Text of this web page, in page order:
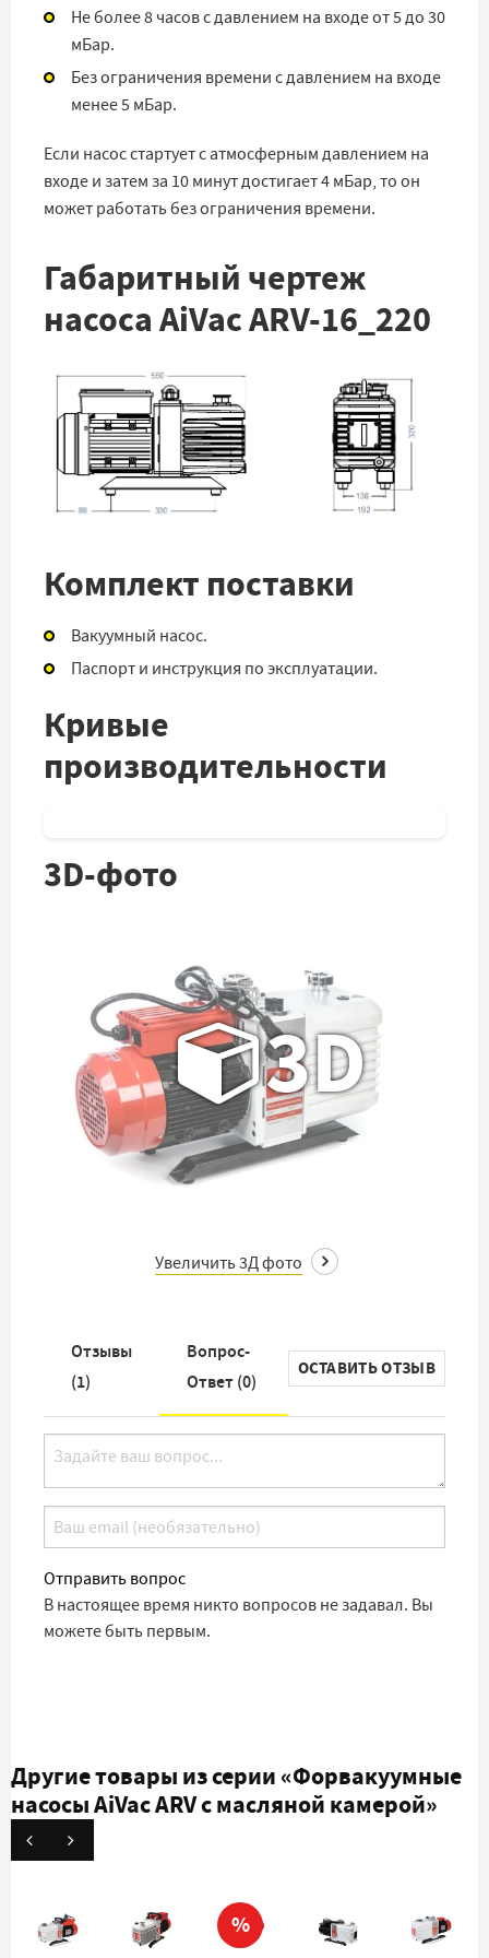
Не более 8 часов с давлением на входе от 5 до 30
мБар.
Без ограничения времени с давлением на входе
менее 5 мБар.
Если насос стартует с атмосферным давлением на
входе и затем за 10 минут достигает 4 мБар, то он
может работать без ограничения времени.
Габаритный чертеж
насоса AiVac ARV-16_220
Комплект поставки
Вакуумный насос.
Паспорт и инструкция по эксплуатации.
Кривые
производительности
3D-фото
3D
Увеличить 3Д фото
Отзывы
(1)
Вопрос-
Ответ (0)
ОСТАВИТЬ ОТЗЫВ
Отправить вопрос
В настоящее время никто вопросов не задавал. Вы
можете быть первым.
Другие товары из серии«Форвакуумные
насосы AiVac ARV с масляной камерой»
%